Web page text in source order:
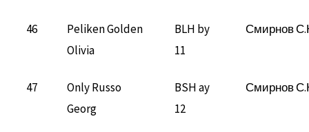
46
Peliken Golden
Olivia
BLH by
11
Смирнов
47
Only Russo
Georg
BSH ay
12
Смирнов